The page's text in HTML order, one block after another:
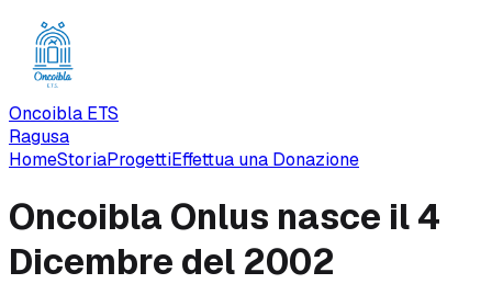
Oncoibla ETS
Ragusa
HomeStoriaProgettiEffettua una Donazione
Oncoibla Onlus nasce il 4
Dicembre del 2002